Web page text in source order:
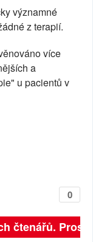
významné
z terapií.
více
a
u pacientů v
0
čtenářů.